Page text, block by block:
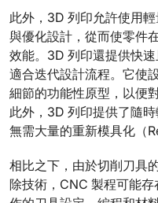
此外，3D 列印允許使用
與優化設計，從而使零件
效能。3D 列印還提供快
適合迭代設計流程。它使
細節的功能性原型，以便
此外，3D 列印提供了隨
無需大量的重新模具化（
相比之下，由於切削刀具
除技術，CNC 製程可能